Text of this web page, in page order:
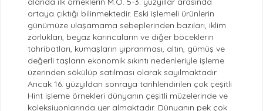
ortaya çıktığı bilinmektedir. Eski işlemeli ürünlerin
günümüze ulaşamama sebeplerinden bazıları, iklim
zorlukları, beyaz karıncaların ve diğer böceklerin
tahribatları, kumaşların yıpranması, altın, gümüş ve
değerli taşların ekonomik sıkıntı nedenleriyle işleme
üzerinden sökülüp satılması olarak sayılmaktadır.
Ancak 16. yüzyıldan sonraya tarihlendirilen çok çeşitli
Hint işleme örnekleri dünyanın çeşitli müzelerinde ve
koleksiyonlarında yer almaktadır. Dünyanın pek çok